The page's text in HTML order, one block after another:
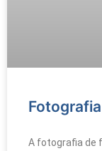
A fotografia de